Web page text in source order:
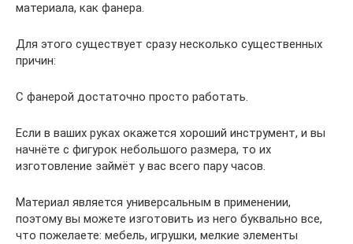
материала, как фанера.
Для этого существует сразу несколько существенных
причин:
С фанерой достаточно просто работать.
Если в ваших руках окажется хороший инструмент, и вы
начнёте с фигурок небольшого размера, то их
изготовление займёт у вас всего пару часов.
Материал является универсальным в применении,
поэтому вы можете изготовить из него буквально все,
что пожелаете: мебель, игрушки, мелкие элементы